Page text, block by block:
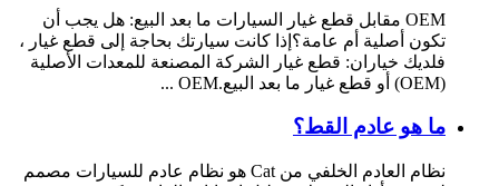
OEM مقابل قطع غيار السيارات ما بعد البيع: هل يجب أن
تكون أصلية أم عامة؟إذا كانت سيارتك بحاجة إلى قطع غيار ،
فلديك خياران: قطع غيار الشركة المصنعة للمعدات الأصلية
(OEM) أو قطع غيار ما بعد البيع.OEM ...
ما هو عادم القط؟
نظام العادم الخلفي من Cat هو نظام عادم للسيارات مصمم